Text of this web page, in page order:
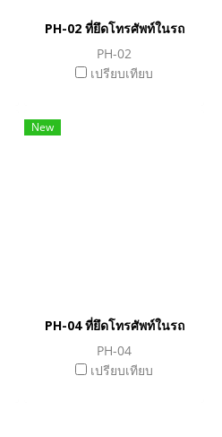
PH-02 ที่ยึดโทรศัพท์ในรถ
PH-02
เปรียบเทียบ
New
PH-04 ที่ยึดโทรศัพท์ในรถ
PH-04
เปรียบเทียบ